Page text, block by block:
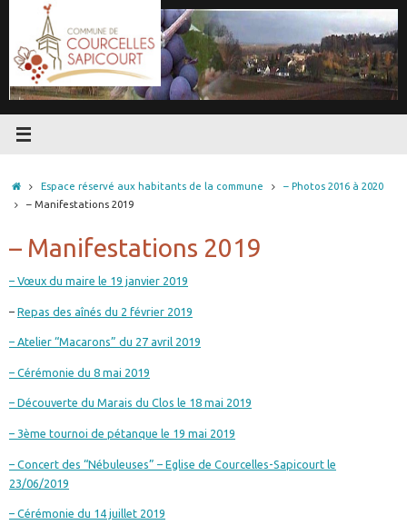
contenu
Accueil
Espace réservé aux habitants de la commune
– Photos 2016 à 2020
– Manifestations 2019
– Manifestations 2019
– Vœux du maire le 19 janvier 2019
– Repas des aînés du 2 février 2019
– Atelier “Macarons” du 27 avril 2019
– Cérémonie du 8 mai 2019
– Découverte du Marais du Clos le 18 mai 2019
– 3ème tournoi de pétanque le 19 mai 2019
– Concert des “Nébuleuses” – Eglise de Courcelles-Sapicourt le
23/06/2019
– Cérémonie du 14 juillet 2019